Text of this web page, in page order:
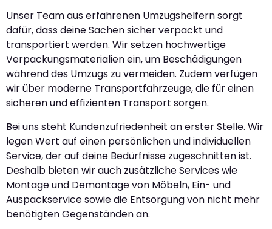
Unser Team aus erfahrenen Umzugshelfern sorgt
dafür, dass deine Sachen sicher verpackt und
transportiert werden. Wir setzen hochwertige
Verpackungsmaterialien ein, um Beschädigungen
während des Umzugs zu vermeiden. Zudem verfügen
wir über moderne Transportfahrzeuge, die für einen
sicheren und effizienten Transport sorgen.
Bei uns steht Kundenzufriedenheit an erster Stelle. Wir
legen Wert auf einen persönlichen und individuellen
Service, der auf deine Bedürfnisse zugeschnitten ist.
Deshalb bieten wir auch zusätzliche Services wie
Montage und Demontage von Möbeln, Ein- und
Auspackservice sowie die Entsorgung von nicht mehr
benötigten Gegenständen an.